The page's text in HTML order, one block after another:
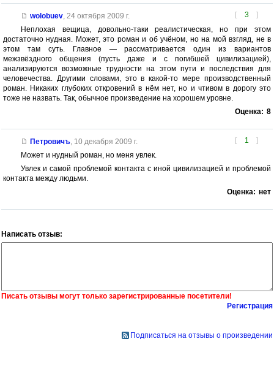
[ 3 ]
wolobuev, 24 октября 2009 г.
Неплохая вещица, довольно-таки реалистическая, но при этом
достаточно нудная. Может, это роман и об учёном, но на мой взгляд, не в
этом там суть. Главное — рассматривается один из вариантов
межзвёздного общения (пусть даже и с погибшей цивилизацией),
анализируются возможные трудности на этом пути и последствия для
человечества. Другими словами, это в какой-то мере производственный
роман. Никаких глубоких откровений в нём нет, но и чтивом в дорогу это
тоже не назвать. Так, обычное произведение на хорошем уровне.
Оценка: 8
[ 1 ]
Петровичъ, 10 декабря 2009 г.
Может и нудный роман, но меня увлек.
Увлек и самой проблемой контакта с иной цивилизацией и проблемой
контакта между людьми.
Оценка: нет
Написать отзыв:
Писать отзывы могут только зарегистрированные посетители!
Регистрация
Подписаться на отзывы о произведении